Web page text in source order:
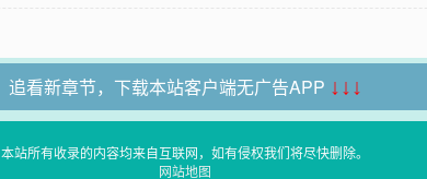
追看新章节，下载本站客户端无广告APP ↓↓↓
本站所有收录的内容均来自互联网，如有侵权我们将尽快删除。
网站地图